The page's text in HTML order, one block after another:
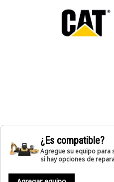
¿Es compatible?
Agregue su equipo para
si hay opciones de